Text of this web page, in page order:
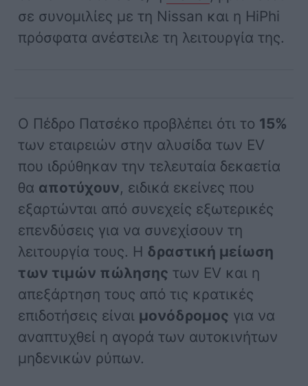
σε συνομιλίες με τη Nissan και η HiPhi
πρόσφατα ανέστειλε τη λειτουργία της.
Ο Πέδρο Πατσέκο προβλέπει ότι το 15%
των εταιρειών στην αλυσίδα των EV
που ιδρύθηκαν την τελευταία δεκαετία
θα αποτύχουν, ειδικά εκείνες που
εξαρτώνται από συνεχείς εξωτερικές
επενδύσεις για να συνεχίσουν τη
λειτουργία τους. Η δραστική μείωση
των τιμών πώλησης των EV και η
απεξάρτηση τους από τις κρατικές
επιδοτήσεις είναι μονόδρομος για να
αναπτυχθεί η αγορά των αυτοκινήτων
μηδενικών ρύπων.